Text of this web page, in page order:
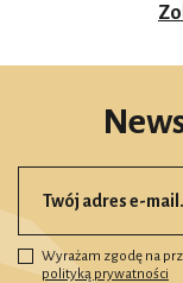
Wyrażam zgodę na
polityką prywatności